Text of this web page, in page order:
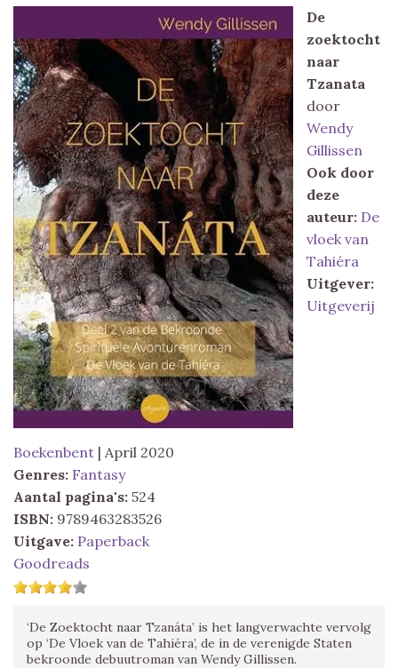
De
zoektocht
naar
Tzanata
door
Wendy
Gillissen
Ook door
deze
auteur: De
vloek van
Tahiéra
Uitgever:
Uitgeverij
Boekenbent | April 2020
Genres: Fantasy
Aantal pagina's: 524
ISBN: 9789463283526
Uitgave: Paperback
Goodreads
‘De Zoektocht naar Tzanáta’ is het langverwachte vervolg
op ‘De Vloek van de Tahiéra’, de in de verenigde Staten
bekroonde debuutroman van Wendy Gillissen.